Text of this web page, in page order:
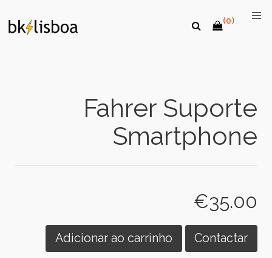
(0)
Fahrer Suporte
Smartphone
€35.00
Adicionar ao carrinho Contactar